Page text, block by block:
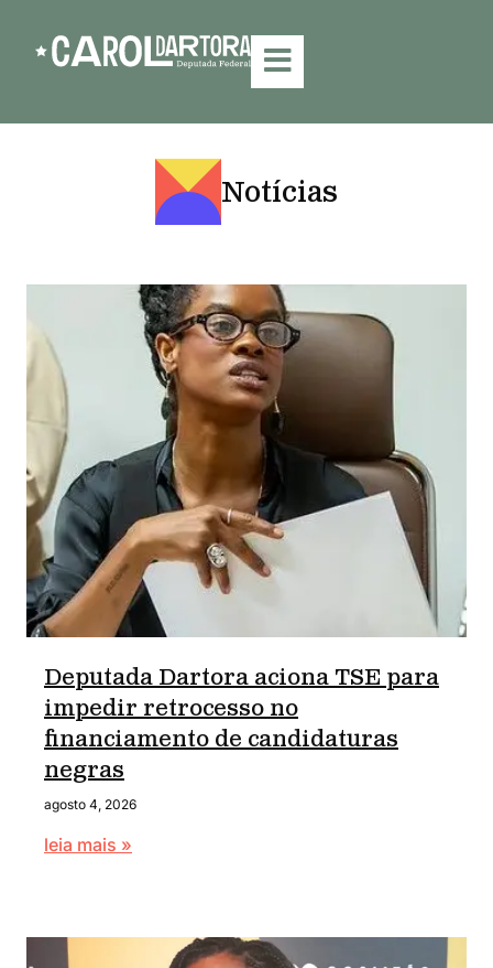
Notícias
Deputada Dartora aciona TSE para
impedir retrocesso no
financiamento de candidaturas
negras
agosto 4, 2026
leia mais »